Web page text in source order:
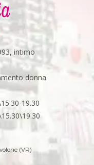
intimo
donna
19.30
(VR)